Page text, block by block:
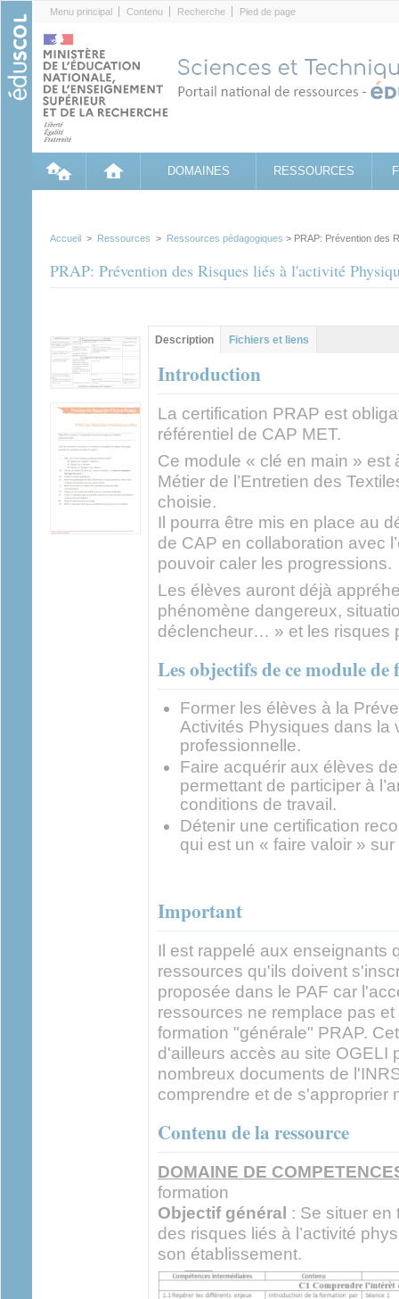
Menu principal Contenu Recherche Pied de page
DOMAINES RESSOURCES
Accueil > Ressources > Ressources pédagogiques > PRAP: Prévention des
PRAP: Prévention des Risques liés à l'activité
Contenu principal
Description (onglet
actif)
Fichiers et liens
Introduction
La certification PRAP est
référentiel de CAP MET.
Ce module « clé en main » est
Métier de l’Entretien des
choisie.
Il pourra être mis en place au
de CAP en collaboration avec
pouvoir caler les progressions.
Les élèves auront déjà
phénomène dangereux,
déclencheur… » et les risques
Les objectifs de ce module
Former les élèves à la
Activités Physiques dans la
professionnelle.
Faire acquérir aux élèves
permettant de participer à
conditions de travail.
Détenir une certification
qui est un « faire valoir » sur
Important
Il est rappelé aux enseignants
ressources qu'ils doivent
proposée dans le PAF car
ressources ne remplace pas
formation "générale" PRAP.
d'ailleurs accès au site OGELI
nombreux documents de
comprendre et de s'approprier
Contenu de la ressource
DOMAINE DE
formation
Objectif général : Se situer en
des risques liés à l’activité
son établissement.